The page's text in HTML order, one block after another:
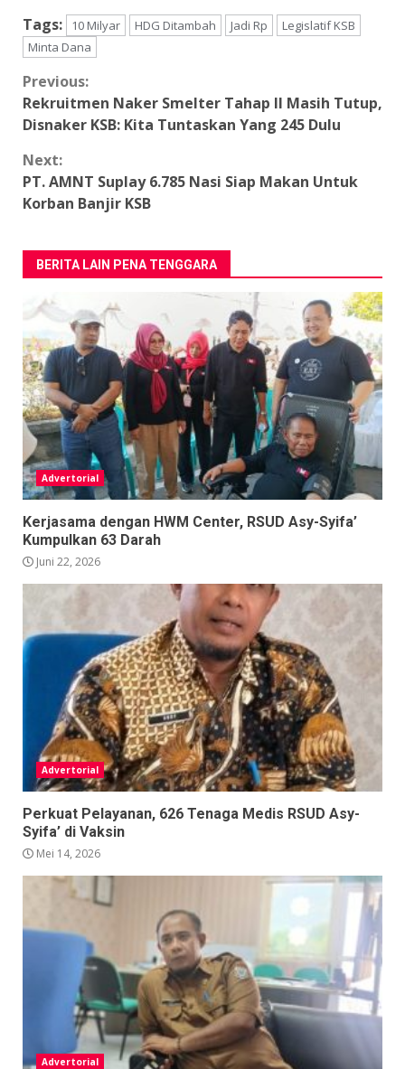
Tags: 10 Milyar HDG Ditambah Jadi Rp
Legislatif KSB
Minta Dana
Continue
Reading
Previous:
Rekruitmen Naker Smelter Tahap II Masih Tutup,
Disnaker KSB: Kita Tuntaskan Yang 245 Dulu
Next:
PT. AMNT Suplay 6.785 Nasi Siap Makan Untuk
Korban Banjir KSB
BERITA LAIN PENA TENGGARA
Advertorial
Kerjasama dengan HWM Center, RSUD Asy-Syifa’
Kumpulkan 63 Darah
Juni 22, 2026
Advertorial
Perkuat Pelayanan, 626 Tenaga Medis RSUD Asy-
Syifa’ di Vaksin
Mei 14, 2026
Advertorial